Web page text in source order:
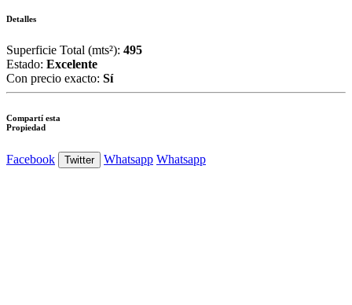
Detalles
Superficie Total (mts²): 495
Estado: Excelente
Con precio exacto: Sí
Compartí esta
Propiedad
Facebook Twitter Whatsapp Whatsapp